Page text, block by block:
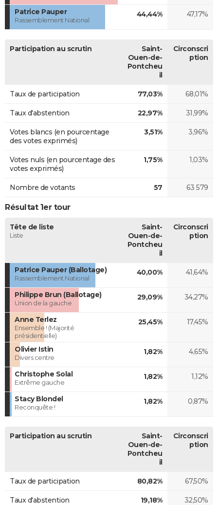
Patrice Pauper
Rassemblement National
44,44% 47,17%
Participation au scrutin
Saint-
Ouen-de-
Pontcheu
il
Circonscri
ption
Taux de participation 77,03% 68,01%
Taux d'abstention 22,97% 31,99%
Votes blancs (en pourcentage
des votes exprimés)
3,51% 3,96%
Votes nuls (en pourcentage des
votes exprimés)
1,75% 1,03%
Nombre de votants 57 63 579
Résultat 1er tour
Tête de liste
Liste
Saint-
Ouen-de-
Pontcheu
il
Circonscri
ption
Patrice Pauper (Ballotage)
Rassemblement National
40,00% 41,64%
Philippe Brun (Ballotage)
Union de la gauche
29,09% 34,27%
Anne Terlez
Ensemble ! (Majorité
présidentielle)
25,45% 17,45%
Olivier Istin
Divers centre
1,82% 4,65%
Christophe Solal
Extrême gauche
1,82% 1,12%
Stacy Blondel
Reconquête !
1,82% 0,87%
Participation au scrutin
Saint-
Ouen-de-
Pontcheu
il
Circonscri
ption
Taux de participation 80,82% 67,50%
Taux d'abstention 19,18% 32,50%